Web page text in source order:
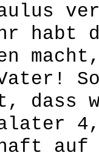
habt